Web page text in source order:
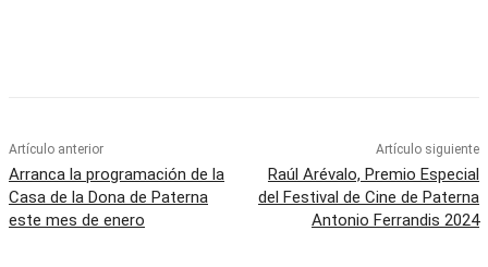
Artículo anterior
Arranca la programación de la
Casa de la Dona de Paterna
este mes de enero
Artículo siguiente
Raúl Arévalo, Premio Especial
del Festival de Cine de Paterna
Antonio Ferrandis 2024